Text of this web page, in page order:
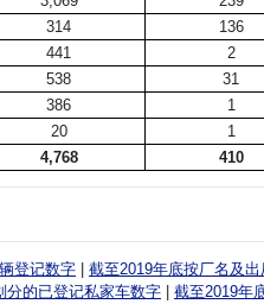
314 136
441 2
538 31
386 1
20 1
4,768 410
登记数字 截至2019年底按厂名及
分的已登记私家车数字 截至2019年